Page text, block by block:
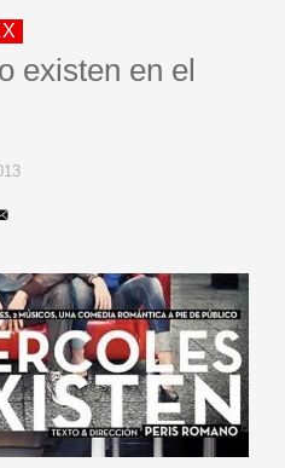
existen en el